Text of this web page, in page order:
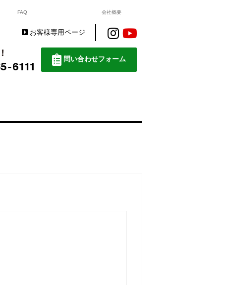
FAQ 会社概要
お客様専用ページ
問い合わせフォーム